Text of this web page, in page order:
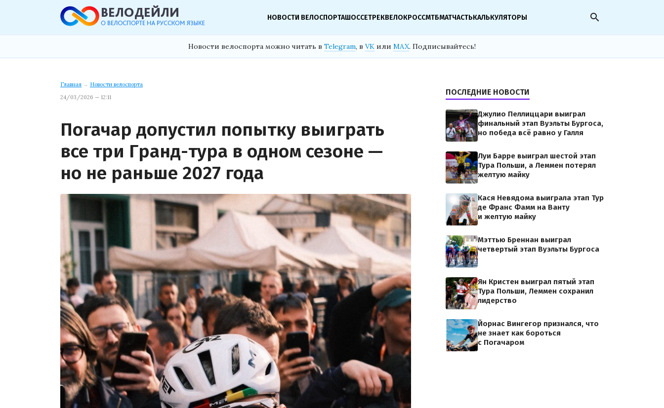
НОВОСТИ ВЕЛОСПОРТАШОССЕТРЕКВЕЛОКРОССМТБМАТЧАСТЬКАЛЬКУЛЯТОРЫ search
Новости велоспорта можно читать в Telegram, в VK или MAX. Подписывайтесь!
Главная → Новости велоспорта
24/03/2026 — 12:11
Погачар допустил попытку выиграть
все три Гранд-тура в одном сезоне —
но не раньше 2027 года
ПОСЛЕДНИЕ НОВОСТИ
Джулио Пеллиццари выиграл
финальный этап Вуэльты Бургоса,
но победа всё равно у Галля
Луи Барре выиграл шестой этап
Тура Польши, а Леммен потерял
желтую майку
Кася Невядома выиграла этап Тур
де Франс Фамм на Ванту
и желтую майку
Мэттью Бреннан выиграл
четвертый этап Вуэльты Бургоса
Ян Кристен выиграл пятый этап
Тура Польши, Леммен сохранил
лидерство
Йорнас Вингегор признался, что
не знает как бороться
с Погачаром